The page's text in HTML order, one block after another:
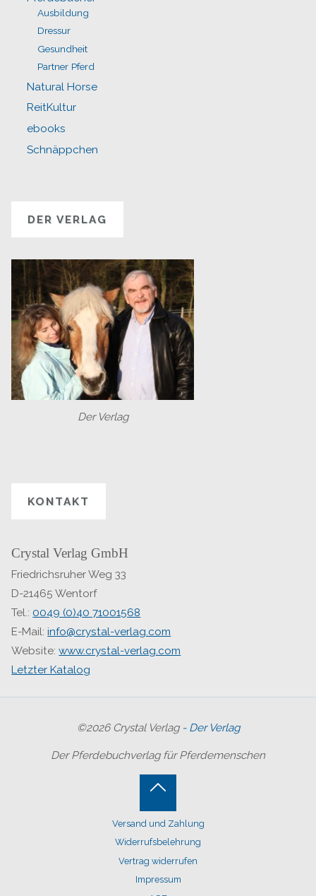
Ausbildung
Dressur
Gesundheit
Partner Pferd
Natural Horse
ReitKultur
ebooks
Schnäppchen
DER VERLAG
Der Verlag
KONTAKT
Crystal Verlag GmbH
Friedrichsruher Weg 33
D-21465 Wentorf
Tel.: 0049 (0)40 71001568
E-Mail:info@crystal-verlag.com
Website:www.crystal-verlag.com
Letzter Katalog
©2026 Crystal Verlag - Der Verlag
Der Pferdebuchverlag für Pferdemenschen
Versand und Zahlung
Widerrufsbelehrung
Vertrag widerrufen
Impressum
Back
to
Top